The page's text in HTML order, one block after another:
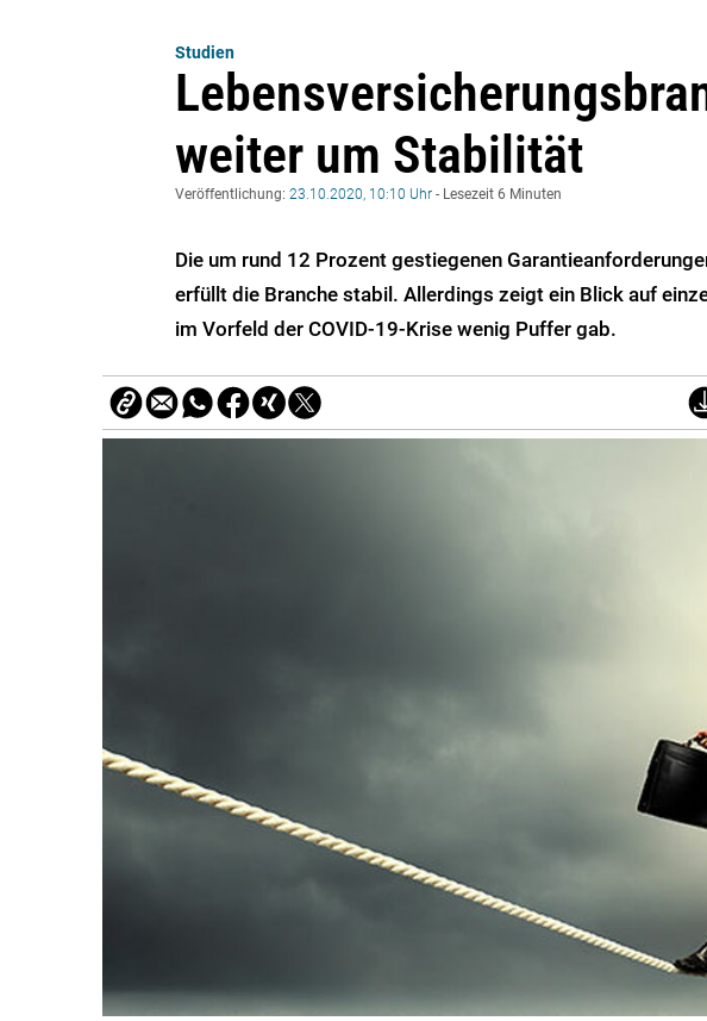
Studien
weiter um Stabilität
Veröffentlichung: 23.10.2020, 10:10 Uhr - Lesezeit 6 Minuten
Die um rund 12 Prozent gestiegenen
erfüllt die Branche stabil. Allerdings zeigt ein Blick auf
im Vorfeld der COVID-19-Krise wenig Puffer gab.